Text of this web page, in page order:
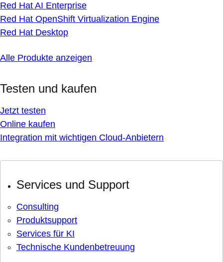
Red Hat AI Enterprise
Red Hat OpenShift Virtualization Engine
Red Hat Desktop
Alle Produkte anzeigen
Testen und kaufen
Jetzt testen
Online kaufen
Integration mit wichtigen Cloud-Anbietern
Services und Support
Consulting
Produktsupport
Services für KI
Technische Kundenbetreuung